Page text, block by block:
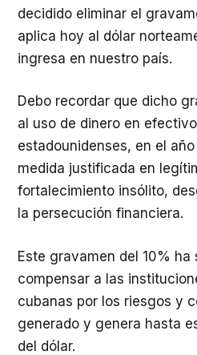
decidido eliminar el
aplica hoy al dólar
ingresa en nuestro país.
Debo recordar que dicho
al uso de dinero en
estadounidenses, en el
medida justificada en
fortalecimiento insólito,
la persecución financiera.
Este gravamen del 10% ha
compensar a las
cubanas por los riesgos y
generado y genera hasta
del dólar.